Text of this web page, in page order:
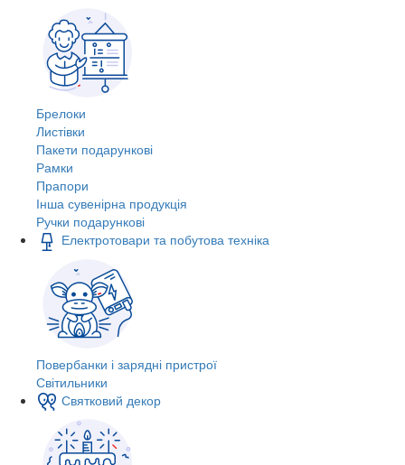
Брелоки
Листівки
Пакети подарункові
Рамки
Прапори
Інша сувенірна продукція
Ручки подарункові
Електротовари та побутова техніка
Повербанки і зарядні пристрої
Світильники
Святковий декор